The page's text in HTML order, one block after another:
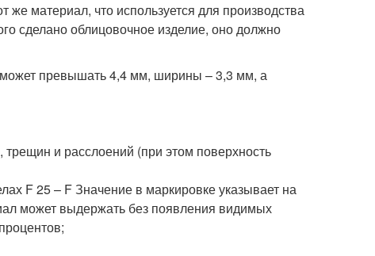
же материал, что используется для производства
сделано облицовочное изделие, оно должно
превышать 4,4 мм, ширины – 3,3 мм, а
и расслоений (при этом поверхность
F 25 – F Значение в маркировке указывает на
может выдержать без появления видимых